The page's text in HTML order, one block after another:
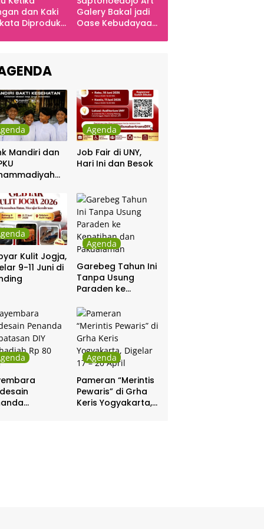
dan Kaki
Diproduksi
Galery Bakal jadi
Oase Kebudayaan
Mandiri dan
Agenda
Job Fair di UNY,
Hari Ini dan Besok
Kulit Jogja,
9-11 Juni di
Agenda
Garebeg Tahun Ini
Tanpa Usung
Paraden ke
Pakualaman
Agenda
Pameran “Merintis
Pewaris” di Grha
Keris Yogyakarta,